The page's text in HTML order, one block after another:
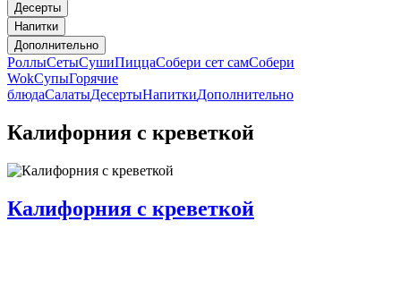
Десерты
Напитки
Дополнительно
РоллыСетыСушиПиццаСобери сет самСобери
WokСупыГорячие
блюдаСалатыДесертыНапиткиДополнительно
Калифорния с креветкой
Калифорния с креветкой